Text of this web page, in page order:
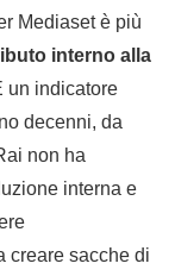
Mediaset è più
interno alla
un indicatore
decenni, da
non ha
interna e
creare sacche di